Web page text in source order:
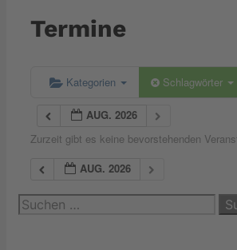
Termine
Kategorien Schlagwörter
AUG. 2026
Zurzeit gibt es keine bevorstehenden
AUG. 2026
Suchen
nach: